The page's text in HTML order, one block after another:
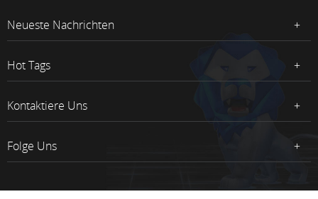
Neueste Nachrichten
Hot Tags
Kontaktiere Uns
Folge Uns